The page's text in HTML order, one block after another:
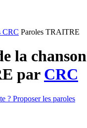
CRC Paroles TRAITRE
la chanson
par CRC
? Proposer les paroles